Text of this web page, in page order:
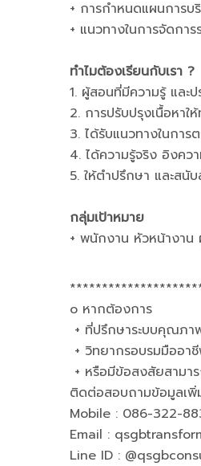
+ การกำหนดแผนการบ
+ แนวทางในการจัดกา
ทำไมต้องเรียนกับเรา ?
1. ผู้สอนที่มีความรู้ และ
2. การปรับปรุงเนื้อหา
3. ได้รับแนวทางในการ
4. ได้ความรู้จริง อิงคว
5. ให้ตำปรึกษา และสนั
กลุ่มเป้าหมาย
+ พนักงาน หัวหน้างาน
o หากต้องการ
+ ที่ปรึกษาระบบคุณภา
+ วิทยากรอบรมมืออา
+ หรือมีข้อสงสัยสามา
ติดต่อสอบถามข้อมูลเพิ่
Mobile : 086-322-
Email :
Line ID :